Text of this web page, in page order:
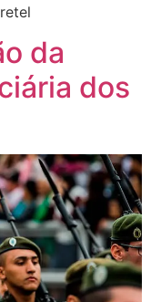
da
dos